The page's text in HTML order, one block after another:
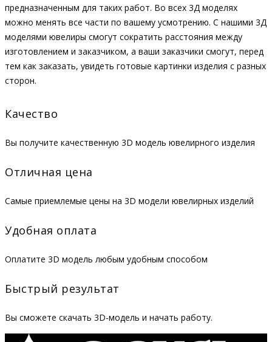
предназначенным для таких работ. Во всех 3Д моделях
можно менять все части по вашему усмотрению. С нашими 3Д
моделями ювелиры смогут сократить расстояния между
изготовлением и заказчиком, а ваши заказчики смогут, перед
тем как заказать, увидеть готовые картинки изделия с разных
сторон.
Качество
Вы получите качественную 3D модель ювелирного изделия
Отличная цена
Самые приемлемые цены на 3D модели ювелирных изделий
Удобная оплата
Оплатите 3D модель любым удобным способом
Быстрый результат
Вы сможете скачать 3D-модель и начать работу.